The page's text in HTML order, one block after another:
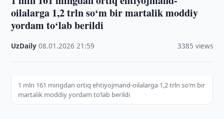
oilalarga 1,2 trln so‘m bir martalik moddiy
yordam to‘lab berildi
UzDaily ·08.01.2026 ·21:59 3385 views
1 mln 161 mingdan ortiq ehtiyojmand-oilalarga 1,2 trln so‘m bir
martalik moddiy yordam to‘lab berildi